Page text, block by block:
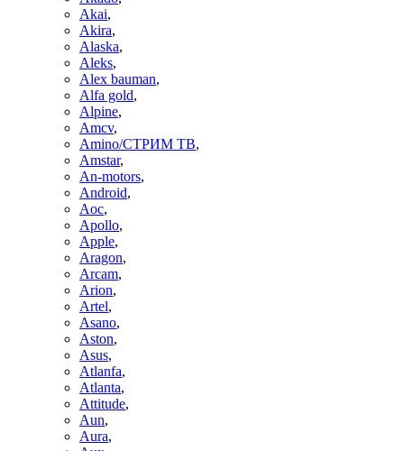
Akai,
Akira,
Alaska,
Aleks,
Alex bauman,
Alfa gold,
Alpine,
Amcv,
Amino/СТРИМ ТВ,
Amstar,
An-motors,
Android,
Aoc,
Apollo,
Apple,
Aragon,
Arcam,
Arion,
Artel,
Asano,
Aston,
Asus,
Atlanfa,
Atlanta,
Attitude,
Aun,
Aura,